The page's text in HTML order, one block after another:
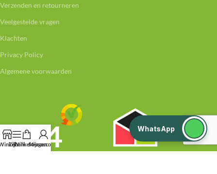
Verzenden en retourneren
Veelgestelde vragen
Klachten
Privacy Policy
Algemene voorwaarden
Zijbalk
Winkelwagen
Mijn account
WhatsApp